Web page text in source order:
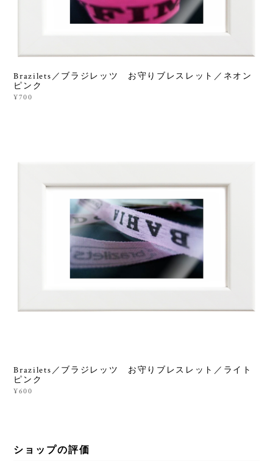
Brazilets／ブラジレッツ お守りブレスレット／ネオン
ピンク
¥700
Brazilets／ブラジレッツ お守りブレスレット／ライト
ピンク
¥600
ショップの評価